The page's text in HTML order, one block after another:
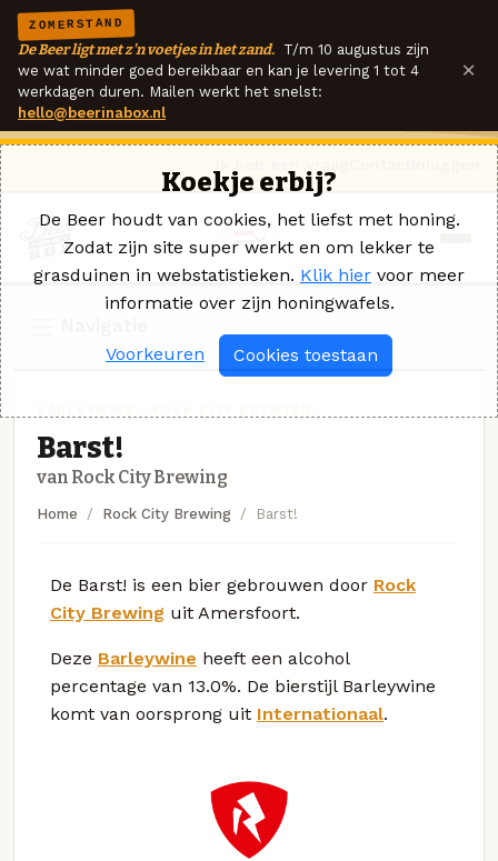
ZOMERSTAND
De Beer ligt met z'n voetjes in het zand. T/m 10 augustus zijn
we wat minder goed bereikbaar en kan je levering 1 tot 4
werkdagen duren. Mailen werkt het snelst:
hello@beerinabox.nl
×
Barst!
van Rock City Brewing
Home Rock City Brewing Barst!
De Barst! is een bier gebrouwen door Rock
City Brewing uit Amersfoort.
Deze Barleywine heeft een alcohol
percentage van 13.0%. De bierstijl Barleywine
komt van oorsprong uit Internationaal.
Koekje erbij?
De Beer houdt van cookies, het liefst met honing.
Zodat zijn site super werkt en om lekker te
grasduinen in webstatistieken. Klik hier voor meer
informatie over zijn honingwafels.
Voorkeuren Cookies toestaan